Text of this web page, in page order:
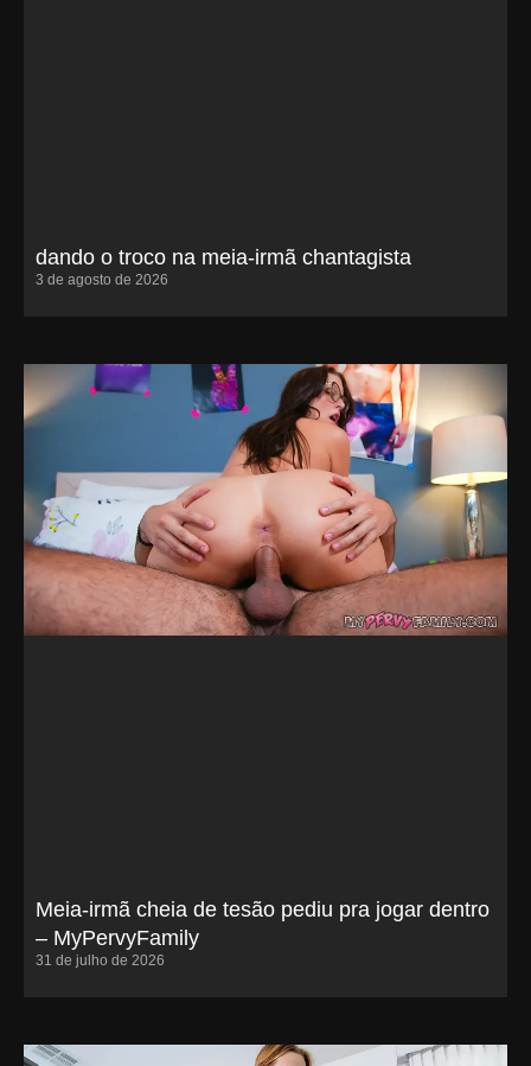
dando o troco na meia-irmã chantagista
3 de agosto de 2026
Meia-irmã cheia de tesão pediu pra jogar dentro
– MyPervyFamily
31 de julho de 2026